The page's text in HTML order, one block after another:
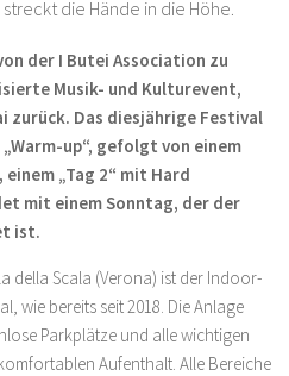
der I Butei Association zu
Musik- und Kulturevent,
zurück. Das diesjährige Festival
up“, gefolgt von einem
„Tag 2“ mit Hard
mit einem Sonntag, der der
ist.
della Scala (Verona) ist der Indoor-
wie bereits seit 2018. Die Anlage
Parkplätze und alle wichtigen
Aufenthalt. Alle Bereiche